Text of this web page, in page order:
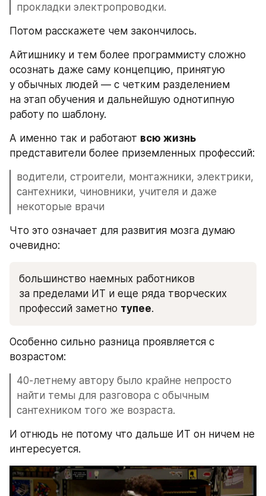
прокладки электропроводки.
Потом расскажете чем закончилось.
Айтишнику и тем более программисту сложно
осознать даже саму концепцию, принятую
у обычных людей — с четким разделением
на этап обучения и дальнейшую однотипную
работу по шаблону.
А именно так и работают всю жизнь
водители, строители, монтажники, электрики,
сантехники, чиновники, учителя и даже
некоторые врачи
Что это означает для развития мозга думаю
очевидно:
большинство наемных работников
за пределами ИТ и еще ряда творческих
профессий заметно тупее.
Особенно сильно разница проявляется с
возрастом:
40-летнему автору было крайне непросто
найти темы для разговора с обычным
сантехником того же возраста.
И отнюдь не потому что дальше ИТ он ничем не
интересуется.